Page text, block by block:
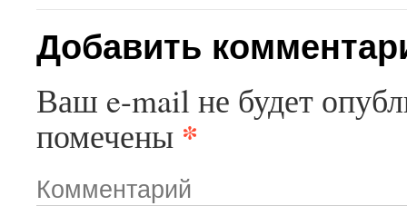
Добавить
Ваш e-mail не будет
помечены *
Комментарий